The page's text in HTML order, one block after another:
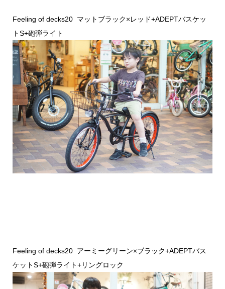
Feeling of decks20 マットブラック×レッド+ADEPTバスケッ
トS+砲弾ライト
Feeling of decks20 アーミーグリーン×ブラック+ADEPTバス
ケットS+砲弾ライト+リングロック